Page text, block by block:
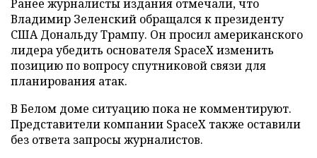
Ранее журналисты издания отмечали, что
Владимир Зеленский обращался к президенту
США Дональду Трампу. Он просил американского
лидера убедить основателя SpaceX изменить
позицию по вопросу спутниковой связи для
планирования атак.
В Белом доме ситуацию пока не комментируют.
Представители компании SpaceX также оставили
без ответа запросы журналистов.